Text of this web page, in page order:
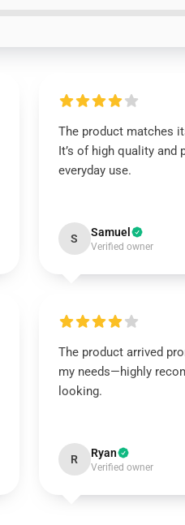
The product matches
It’s of high quality
everyday use.
S Samuel
Verified owner
The product arrived
my needs—highly
looking.
R Ryan
Verified owner